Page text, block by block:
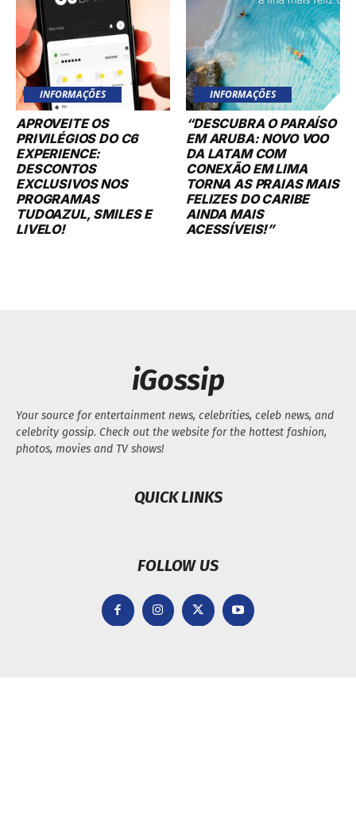
INFORMAÇÕES
APROVEITE OS
PRIVILÉGIOS DO C6
EXPERIENCE:
DESCONTOS
EXCLUSIVOS NOS
PROGRAMAS
TUDOAZUL, SMILES E
LIVELO!
INFORMAÇÕES
“DESCUBRA O PARAÍSO
EM ARUBA: NOVO VOO
DA LATAM COM
CONEXÃO EM LIMA
TORNA AS PRAIAS MAIS
FELIZES DO CARIBE
AINDA MAIS
ACESSÍVEIS!”
iGossip
Your source for entertainment news, celebrities, celeb news, and
celebrity gossip. Check out the website for the hottest fashion,
photos, movies and TV shows!
QUICK LINKS
FOLLOW US